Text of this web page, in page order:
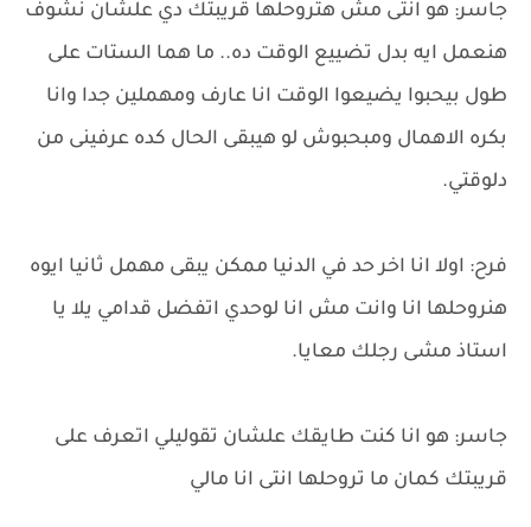
جاسر: هو انتى مش هتروحلها قريبتك دي علشان نشوف
هنعمل ايه بدل تضييع الوقت ده.. ما هما الستات على
طول بيحبوا يضيعوا الوقت انا عارف ومهملين جدا وانا
بكره الاهمال ومبحبوش لو هيبقى الحال كده عرفينى من
دلوقتي.
فرح: اولا انا اخر حد في الدنيا ممكن يبقى مهمل ثانيا ايوه
هنروحلها انا وانت مش انا لوحدي اتفضل قدامي يلا يا
استاذ مشى رجلك معايا.
جاسر: هو انا كنت طايقك علشان تقوليلي اتعرف على
قريبتك كمان ما تروحلها انتى انا مالي